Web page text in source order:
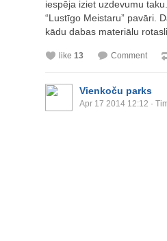
iespēja iziet uzdevumu
“Lustīgo Meistaru” pavāri.
kādu dabas materiālu
like 13 Comment
Vienkoču parks
Apr 17 2014 12:12 ·